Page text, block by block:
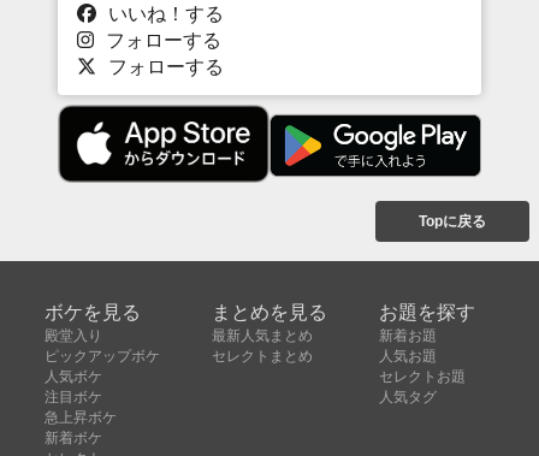
いいね！する
フォローする
フォローする
Topに戻る
ボケを見る
殿堂入り
ピックアップボケ
人気ボケ
注目ボケ
急上昇ボケ
新着ボケ
まとめを見る
最新人気まとめ
セレクトまとめ
お題を探す
新着お題
人気お題
セレクトお題
人気タグ